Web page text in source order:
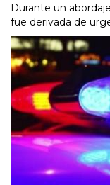
Durante un
fue derivada de